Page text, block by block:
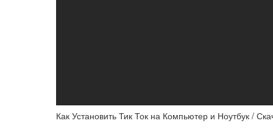
Как Установить Тик Ток на Компьютер и Ноутбук /